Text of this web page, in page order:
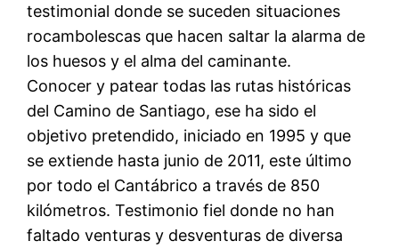
testimonial donde se suceden situaciones
rocambolescas que hacen saltar la alarma de
los huesos y el alma del caminante.
Conocer y patear todas las rutas históricas
del Camino de Santiago, ese ha sido el
objetivo pretendido, iniciado en 1995 y que
se extiende hasta junio de 2011, este último
por todo el Cantábrico a través de 850
kilómetros. Testimonio fiel donde no han
faltado venturas y desventuras de diversa